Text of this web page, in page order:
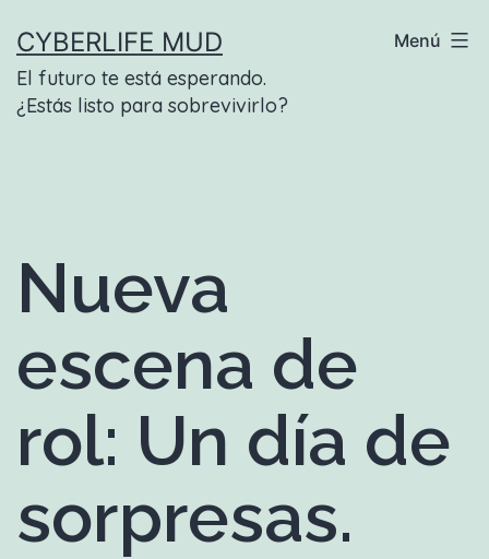
contenido
CYBERLIFE MUD
El futuro te está esperando.
¿Estás listo para sobrevivirlo?
Menú
Nueva
escena de
rol: Un día de
sorpresas.